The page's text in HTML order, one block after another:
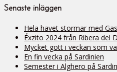
Senaste inläggen
Hela havet stormar med
Éxzito 2024 från Ribera del
Mycket gott i veckan som
En fin vecka på Sardinien
Semester i Alghero på